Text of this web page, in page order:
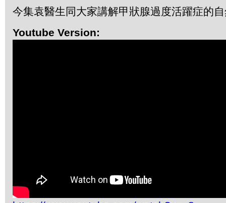
今集袁醫生同大家講解甲狀腺過度活躍症的
Youtube Version: